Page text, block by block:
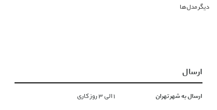
دیگر مدل‌ها
ارسال
ارسال به شهر تهران ١ الی ۳ روز کاری